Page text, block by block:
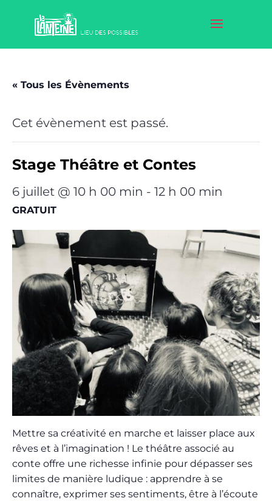
« Tous les Évènements
Cet évènement est passé.
Stage Théâtre et Contes
6 juillet @ 10 h 00 min - 12 h 00 min
GRATUIT
Mettre sa créativité en marche et laisser place aux
rêves et à l’imagination ! Le théâtre associé au
conte offre une richesse infinie pour dépasser ses
limites de manière ludique : apprendre à se
connaître, exprimer ses sentiments, être à l’écoute